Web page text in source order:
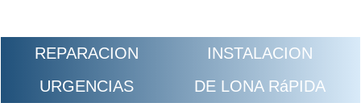
REPARACION
INSTALACION
URGENCIAS
DE LONA RáPIDA